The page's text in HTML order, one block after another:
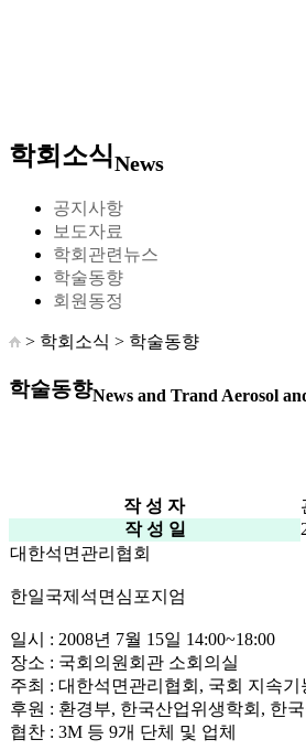
학회소식News
공지사항
보도자료
학회관련뉴스
학술동향
회원동정
> 학회소식 > 학술동향
학술동향News and Trand Aerosol
작 성 자
작 성 일
대한석면관리협회
한일국제석면심포지엄
일시 : 2008년 7월 15일 14:00~18:00
장소 : 국회의원회관 소회의실
주최 : 대한석면관리협회, 국회 지속
후원 : 환경부, 한국산업위생학회, 한
협찬 : 3M 등 9개 단체 및 업체